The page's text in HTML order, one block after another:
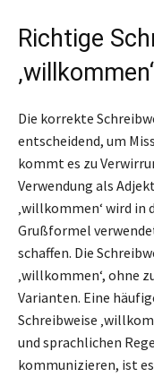
Richtige
‚willkommen‘
Die korrekte
entscheidend, um
kommt es zu
Verwendung als
‚willkommen‘ wird in
Grußformel
schaffen. Die
‚willkommen‘, ohne
Varianten. Eine
Schreibweise
und sprachlichen
kommunizieren, ist